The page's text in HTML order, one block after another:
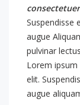
Suspendisse
augue
pulvinar
Lorem
elit.
augue